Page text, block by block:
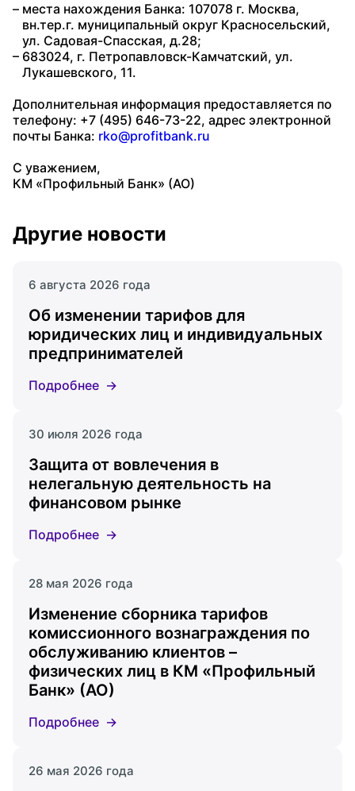
места нахождения Банка: 107078 г. Москва,
вн.тер.г. муниципальный округ Красносельский,
ул. Садовая-Спасская, д.28;
683024, г. Петропавловск-Камчатский, ул.
Лукашевского, 11.
Дополнительная информация предоставляется по
телефону: +7 (495) 646-73-22, адрес электронной
почты Банка: rko@profitbank.ru
С уважением,
КМ «Профильный Банк» (АО)
Другие новости
6 августа 2026 года
Об изменении тарифов для
юридических лиц и индивидуальных
предпринимателей
Подробнее
30 июля 2026 года
Защита от вовлечения в
нелегальную деятельность на
финансовом рынке
Подробнее
28 мая 2026 года
Изменение сборника тарифов
комиссионного вознаграждения по
обслуживанию клиентов –
физических лиц в КМ «Профильный
Банк» (АО)
Подробнее
26 мая 2026 года